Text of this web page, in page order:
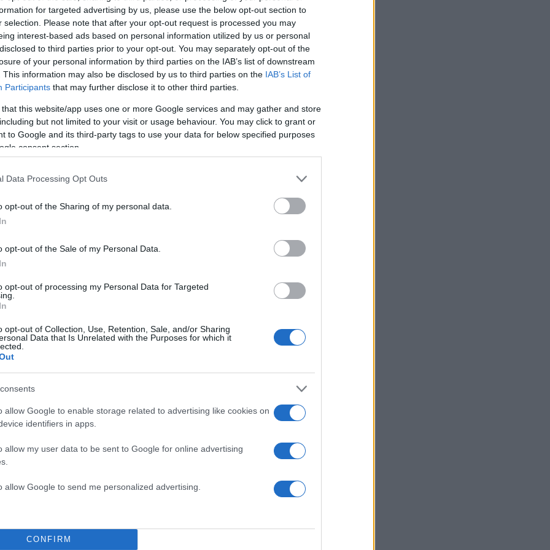
for targeted advertising by us, please use the below opt-out section to
selection. Please note that after your opt-out request is processed you may
interest-based ads based on personal information utilized by us or personal
to third parties prior to your opt-out. You may separately opt-out of the
of your personal information by third parties on the IAB’s list of downstream
This information may also be disclosed by us to third parties on the IAB’s List of
Participants that may further disclose it to other third parties.
that this website/app uses one or more Google services and may gather and store
but not limited to your visit or usage behaviour. You may click to grant or
to Google and its third-party tags to use your data for below specified purposes
consent section.
Data Processing Opt Outs
opt-out of the Sharing of my personal data.
opt-out of the Sale of my Personal Data.
opt-out of processing my Personal Data for Targeted
opt-out of Collection, Use, Retention, Sale, and/or Sharing
Data that Is Unrelated with the Purposes for which it
allow Google to enable storage related to advertising like cookies on
identifiers in apps.
allow my user data to be sent to Google for online advertising
allow Google to send me personalized advertising.
CONFIRM
TOP STORIES
Αύγουστος με στιλ: Η capsule
την υπογραφή της DOCA